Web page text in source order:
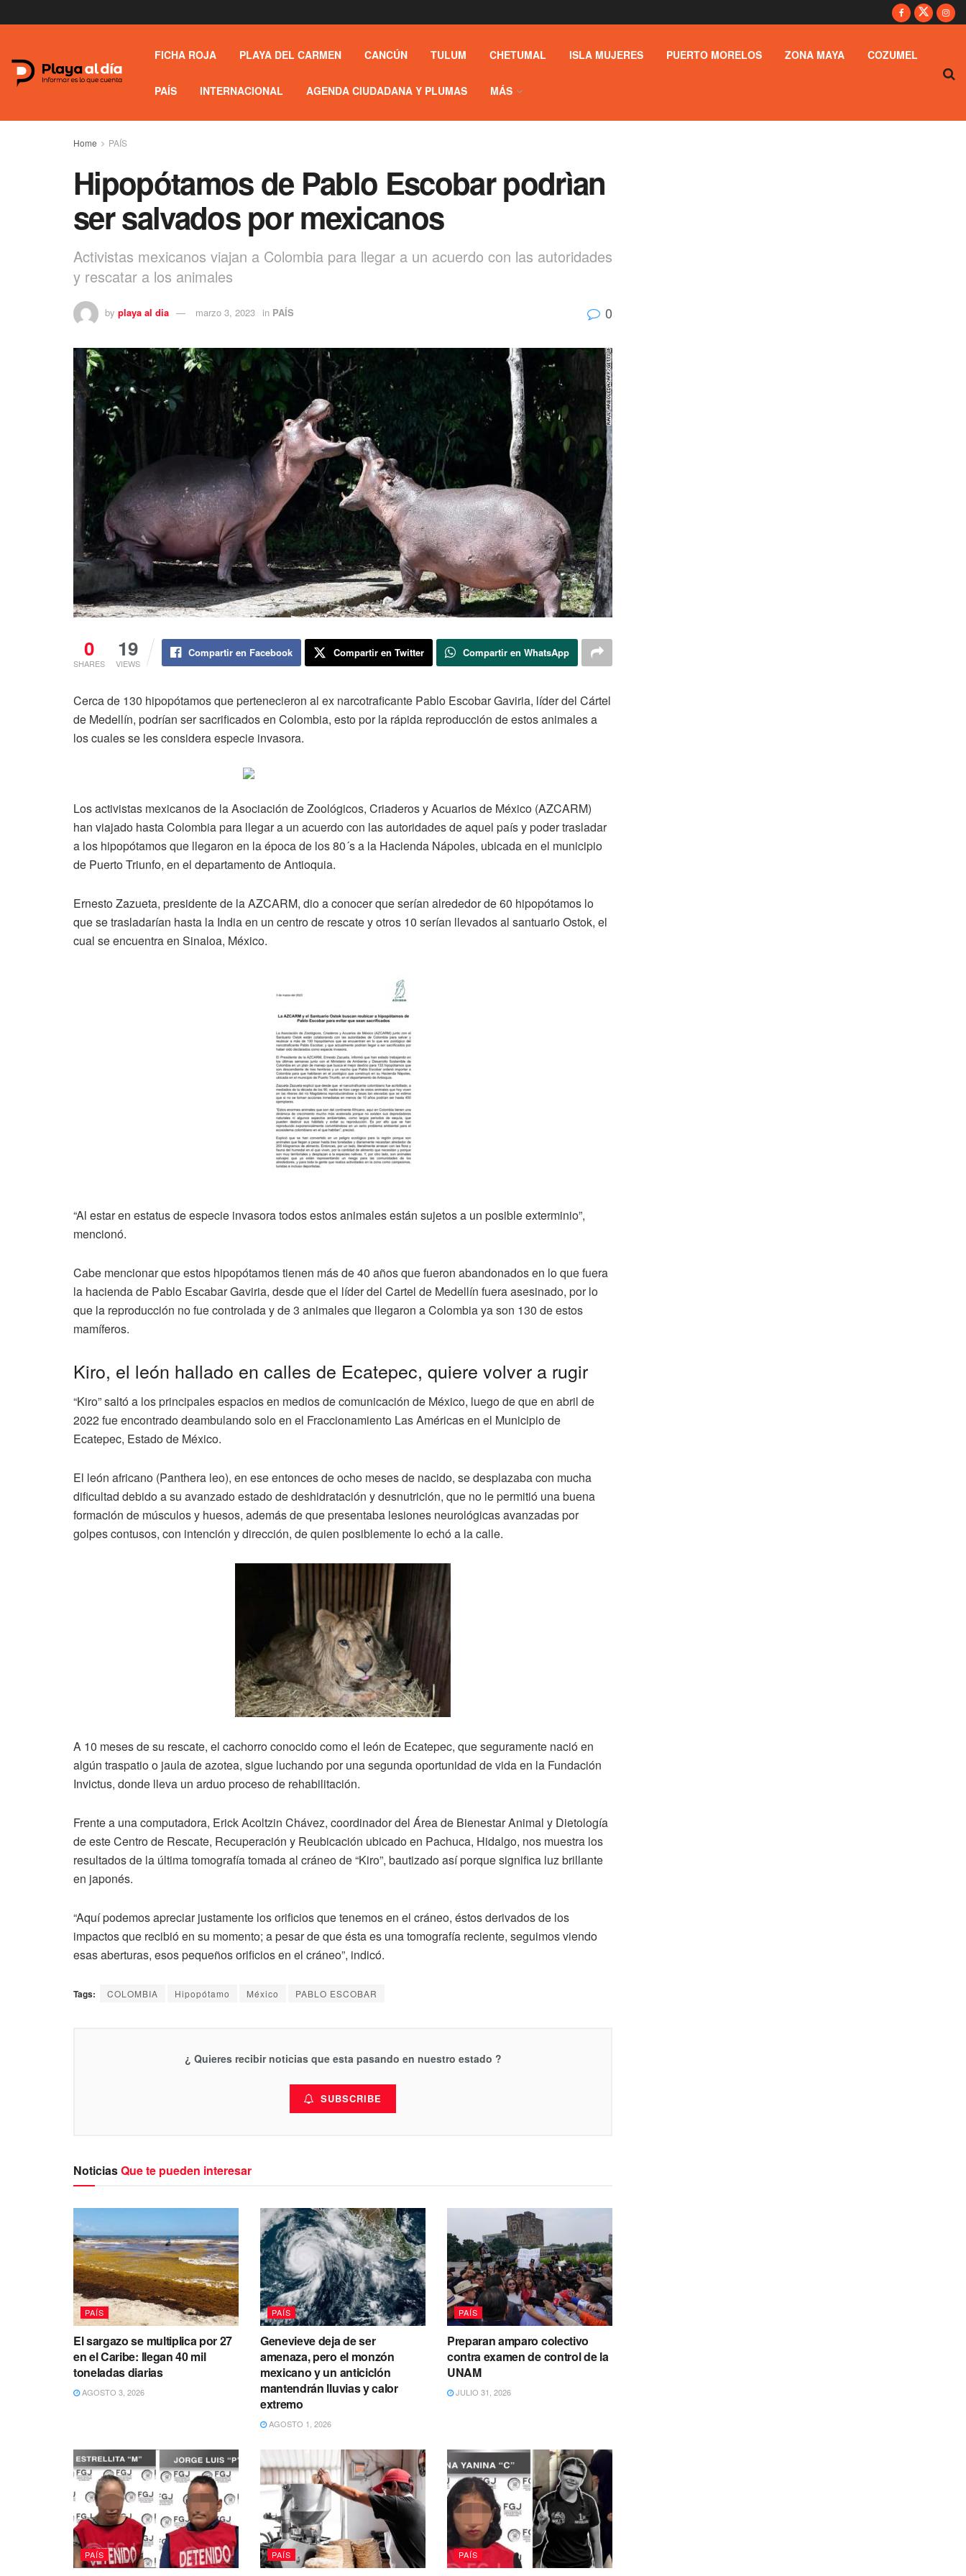
FICHA ROJA PLAYA DEL CARMEN CANCÚN TULUM CHETUMAL ISLA MUJERES PUERTO MORELOS ZONA MAYA COZUMEL
PAÍS INTERNACIONAL AGENDA CIUDADANA Y PLUMAS MÁS
Home PAÍS
Hipopótamos de Pablo Escobar podrìan
ser salvados por mexicanos
Activistas mexicanos viajan a Colombia para llegar a un acuerdo con las autoridades
y rescatar a los animales
by playa al dia marzo 3, 2023 in PAÍS 0
0
SHARES
19
VIEWS
Compartir en Facebook Compartir en Twitter Compartir en WhatsApp
Cerca de 130 hipopótamos que pertenecieron al ex narcotraficante Pablo Escobar Gaviria, líder del Cártel
de Medellín, podrían ser sacrificados en Colombia, esto por la rápida reproducción de estos animales a
los cuales se les considera especie invasora.
Los activistas mexicanos de la Asociación de Zoológicos, Criaderos y Acuarios de México (AZCARM)
han viajado hasta Colombia para llegar a un acuerdo con las autoridades de aquel país y poder trasladar
a los hipopótamos que llegaron en la época de los 80´s a la Hacienda Nápoles, ubicada en el municipio
de Puerto Triunfo, en el departamento de Antioquia.
Ernesto Zazueta, presidente de la AZCARM, dio a conocer que serían alrededor de 60 hipopótamos lo
que se trasladarían hasta la India en un centro de rescate y otros 10 serían llevados al santuario Ostok, el
cual se encuentra en Sinaloa, México.
“Al estar en estatus de especie invasora todos estos animales están sujetos a un posible exterminio”,
mencionó.
Cabe mencionar que estos hipopótamos tienen más de 40 años que fueron abandonados en lo que fuera
la hacienda de Pablo Escabar Gaviria, desde que el líder del Cartel de Medellín fuera asesinado, por lo
que la reproducción no fue controlada y de 3 animales que llegaron a Colombia ya son 130 de estos
mamíferos.
Kiro, el león hallado en calles de Ecatepec, quiere volver a rugir
“Kiro” saltó a los principales espacios en medios de comunicación de México, luego de que en abril de
2022 fue encontrado deambulando solo en el Fraccionamiento Las Américas en el Municipio de
Ecatepec, Estado de México.
El león africano (Panthera leo), en ese entonces de ocho meses de nacido, se desplazaba con mucha
dificultad debido a su avanzado estado de deshidratación y desnutrición, que no le permitió una buena
formación de músculos y huesos, además de que presentaba lesiones neurológicas avanzadas por
golpes contusos, con intención y dirección, de quien posiblemente lo echó a la calle.
A 10 meses de su rescate, el cachorro conocido como el león de Ecatepec, que seguramente nació en
algún traspatio o jaula de azotea, sigue luchando por una segunda oportunidad de vida en la Fundación
Invictus, donde lleva un arduo proceso de rehabilitación.
Frente a una computadora, Erick Acoltzin Chávez, coordinador del Área de Bienestar Animal y Dietología
de este Centro de Rescate, Recuperación y Reubicación ubicado en Pachuca, Hidalgo, nos muestra los
resultados de la última tomografía tomada al cráneo de “Kiro”, bautizado así porque significa luz brillante
en japonés.
“Aquí podemos apreciar justamente los orificios que tenemos en el cráneo, éstos derivados de los
impactos que recibió en su momento; a pesar de que ésta es una tomografía reciente, seguimos viendo
esas aberturas, esos pequeños orificios en el cráneo”, indicó.
Tags: COLOMBIA Hipopótamo México PABLO ESCOBAR
¿ Quieres recibir noticias que esta pasando en nuestro estado ?
SUBSCRIBE
NoticiasQue te pueden interesar
PAÍS
El sargazo se multiplica por 27
en el Caribe: llegan 40 mil
toneladas diarias
AGOSTO 3, 2026
PAÍS
Genevieve deja de ser
amenaza, pero el monzón
mexicano y un anticiclón
mantendrán lluvias y calor
extremo
AGOSTO 1, 2026
PAÍS
Preparan amparo colectivo
contra examen de control de la
UNAM
JULIO 31, 2026
PAÍS PAÍS PAÍS